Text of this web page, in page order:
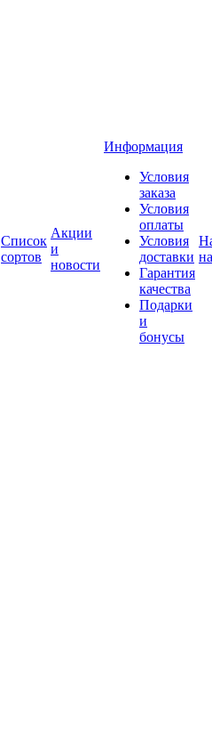
Список
сортов
Акции
и
новости
Информация
Условия
заказа
Условия
оплаты
Условия
доставки
Гарантия
качества
Подарки
и
бонусы